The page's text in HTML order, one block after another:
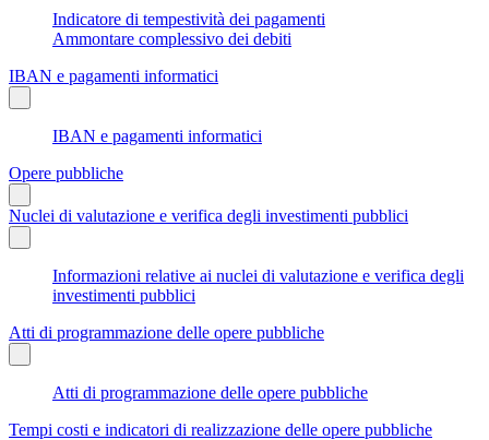
Indicatore di tempestività dei pagamenti
Ammontare complessivo dei debiti
IBAN e pagamenti informatici
IBAN e pagamenti informatici
Opere pubbliche
Nuclei di valutazione e verifica degli investimenti pubblici
Informazioni relative ai nuclei di valutazione e verifica degli
investimenti pubblici
Atti di programmazione delle opere pubbliche
Atti di programmazione delle opere pubbliche
Tempi costi e indicatori di realizzazione delle opere pubbliche